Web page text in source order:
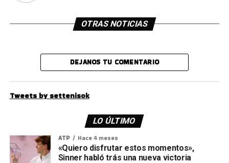
OTRAS NOTICIAS
DEJANOS TU COMENTARIO
Tweets by settenisok
LO ÚLTIMO
ATP Hace 4 meses
«Quiero disfrutar estos momentos»,
Sinner habló trás una nueva victoria